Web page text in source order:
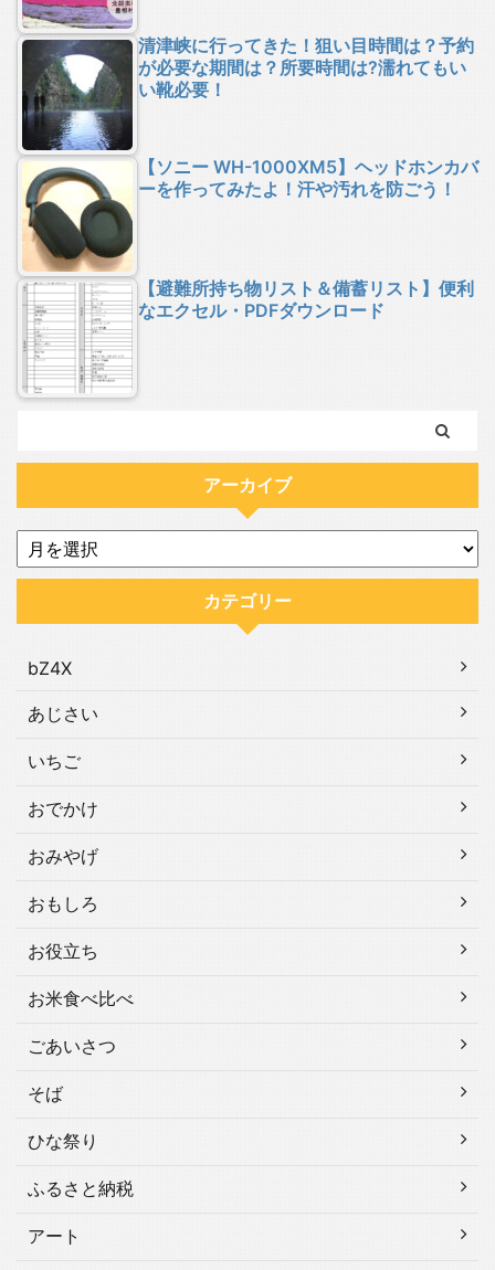
清津峡に行ってきた！狙い目時間は？予約
が必要な期間は？所要時間は?濡れてもい
い靴必要！
【ソニー WH-1000XM5】ヘッドホンカバ
ーを作ってみたよ！汗や汚れを防ごう！
【避難所持ち物リスト＆備蓄リスト】便利
なエクセル・PDFダウンロード
アーカイブ
カテゴリー
bZ4X
あじさい
いちご
おでかけ
おみやげ
おもしろ
お役立ち
お米食べ比べ
ごあいさつ
そば
ひな祭り
ふるさと納税
アート